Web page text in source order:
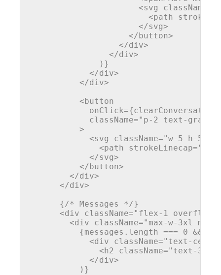
<svg className
<path
</svg>
</ button>
</div>
</div>
              )}
</div>
</div>
< button
onClick=
className="p-2 text-gray-
          >
<svg className="w-5 h-5"
<path strokeLinecap=
</svg>
</ button>
</div>
</div>
      {/* Messages */}
<div className="flex-1 overflow-
<div className="max-w-3xl mx-
          {messages.length === 0 && (
<div className="text-
< h2 className="text-3xl
</div>
          )}